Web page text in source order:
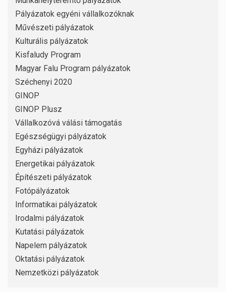
Pályázatok egyéni vállalkozóknak
Művészeti pályázatok
Kulturális pályázatok
Kisfaludy Program
Magyar Falu Program pályázatok
Széchenyi 2020
GINOP
GINOP Plusz
Vállalkozóvá válási támogatás
Egészségügyi pályázatok
Egyházi pályázatok
Energetikai pályázatok
Építészeti pályázatok
Fotópályázatok
Informatikai pályázatok
Irodalmi pályázatok
Kutatási pályázatok
Napelem pályázatok
Oktatási pályázatok
Nemzetközi pályázatok